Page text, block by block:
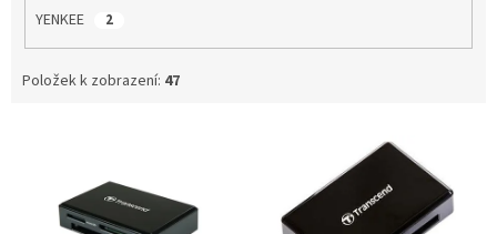
YENKEE 2
Položek k zobrazení: 47